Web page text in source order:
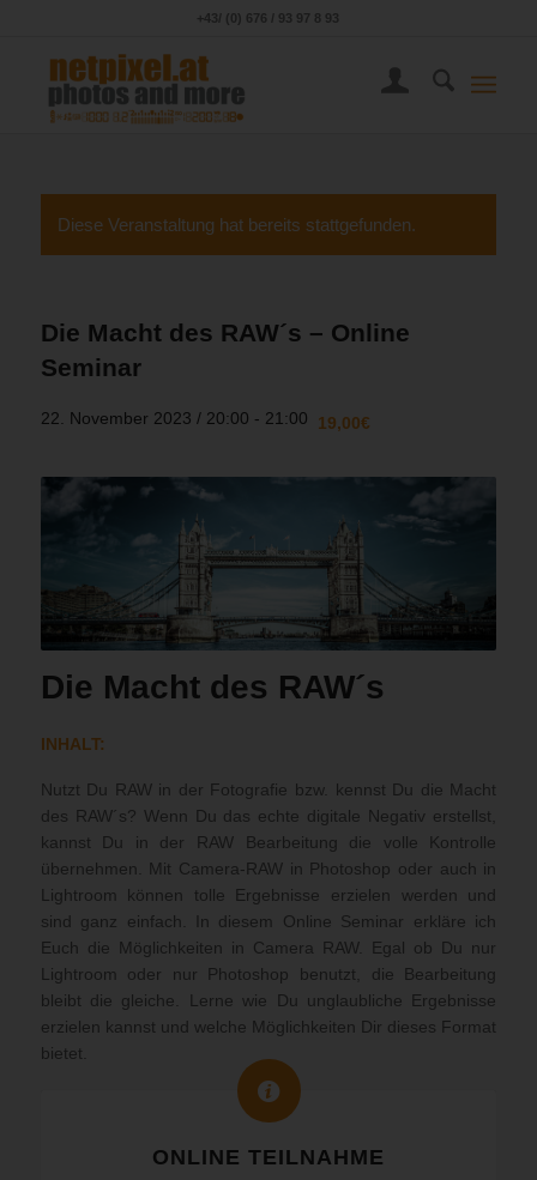
+43/ (0) 676 / 93 97 8 93
Diese Veranstaltung hat bereits stattgefunden.
Die Macht des RAW´s – Online
Seminar
22. November 2023 / 20:00 - 21:00 19,00€
Die Macht des RAW´s
INHALT:
Nutzt Du RAW in der Fotografie bzw. kennst Du die Macht
des RAW´s? Wenn Du das echte digitale Negativ erstellst,
kannst Du in der RAW Bearbeitung die volle Kontrolle
übernehmen. Mit Camera-RAW in Photoshop oder auch in
Lightroom können tolle Ergebnisse erzielen werden und
sind ganz einfach. In diesem Online Seminar erkläre ich
Euch die Möglichkeiten in Camera RAW. Egal ob Du nur
Lightroom oder nur Photoshop benutzt, die Bearbeitung
bleibt die gleiche. Lerne wie Du unglaubliche Ergebnisse
erzielen kannst und welche Möglichkeiten Dir dieses Format
bietet.
ONLINE TEILNAHME